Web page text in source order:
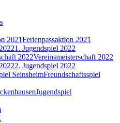
Ferienpassaktion 2021
1. Jugendspiel 2022
Vereinsmeisterschaft 2022
2. Jugendspiel 2022
Freundschaftsspiel
Jugendspiel